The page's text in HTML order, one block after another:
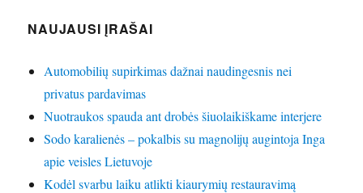
NAUJAUSI ĮRAŠAI
Automobilių supirkimas dažnai naudingesnis nei
privatus pardavimas
Nuotraukos spauda ant drobės šiuolaikiškame interjere
Sodo karalienės – pokalbis su magnolijų augintoja Inga
apie veisles Lietuvoje
Kodėl svarbu laiku atlikti kiaurymių restauravimą